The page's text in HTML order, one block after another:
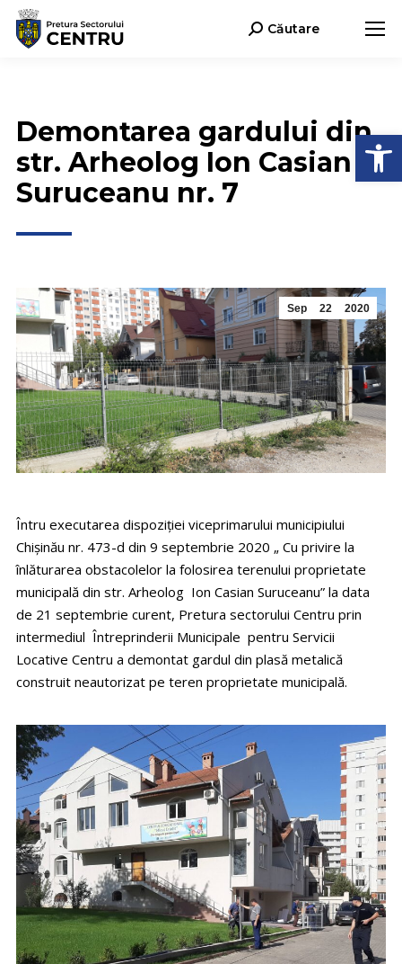
Search:Căutare
Demontarea gardului din
str. Arheolog Ion Casian
Suruceanu nr. 7
Sep 22 2020
Întru executarea dispoziției viceprimarului municipiului
Chișinău nr. 473-d din 9 septembrie 2020 „ Cu privire la
înlăturarea obstacolelor la folosirea terenului proprietate
municipală din str. Arheolog Ion Casian Suruceanu” la data
de 21 septembrie curent, Pretura sectorului Centru prin
intermediul Întreprinderii Municipale pentru Servicii
Locative Centru a demontat gardul din plasă metalică
construit neautorizat pe teren proprietate municipală.